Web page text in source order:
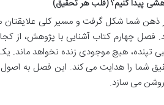
ذهن شما شکل گرفت و مسیر کلی
چهارم کتاب آشنایی با پژوهش، از
تپنده، هیچ موجودی زنده نخواهد
شما را هدایت می کند. این فصل به
می سازد.